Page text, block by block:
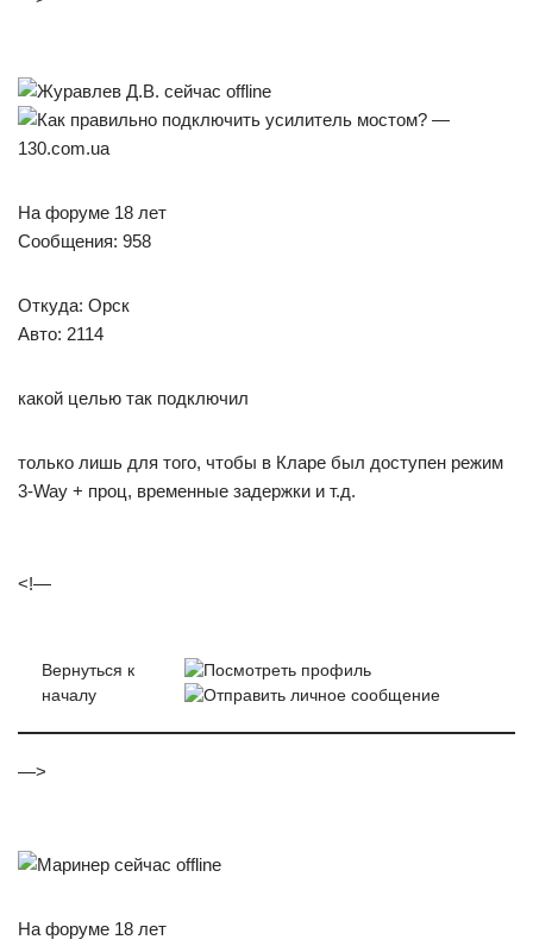
На форуме 18 лет
Сообщения: 958
Откуда: Орск
Авто: 2114
какой целью так подключил
только лишь для того, чтобы в Кларе был доступен режим
3-Way + проц, временные задержки и т.д.
<!—
Вернуться к
началу
—>
На форуме 18 лет